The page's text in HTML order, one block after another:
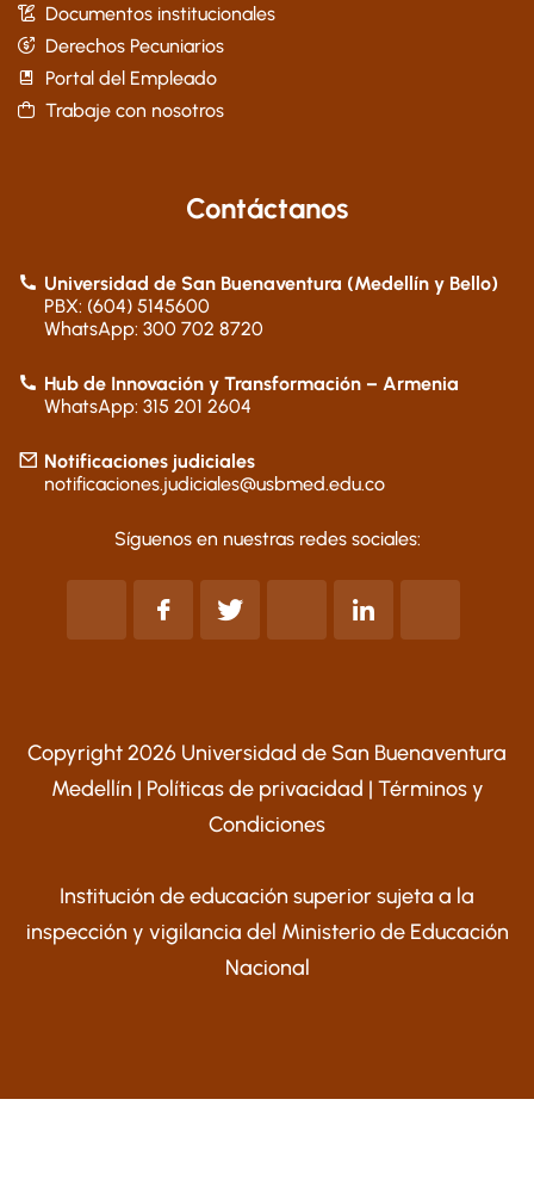
Documentos institucionales
Derechos Pecuniarios
Portal del Empleado
Trabaje con nosotros
Contáctanos
Universidad de San Buenaventura (Medellín y Bello)
PBX: (604) 5145600
WhatsApp: 300 702 8720
Hub de Innovación y Transformación – Armenia
WhatsApp: 315 201 2604
Notificaciones judiciales
notificaciones.judiciales@usbmed.edu.co
Síguenos en nuestras redes sociales:
Copyright 2026 Universidad de San Buenaventura
Medellín | Políticas de privacidad | Términos y
Condiciones
Institución de educación superior sujeta a la
inspección y vigilancia del Ministerio de Educación
Nacional